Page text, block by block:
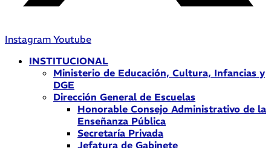
Instagram Youtube
INSTITUCIONAL
Ministerio de Educación, Cultura, Infancias y
DGE
Dirección General de Escuelas
Honorable Consejo Administrativo de la
Enseñanza Pública
Secretaría Privada
Jefatura de Gabinete